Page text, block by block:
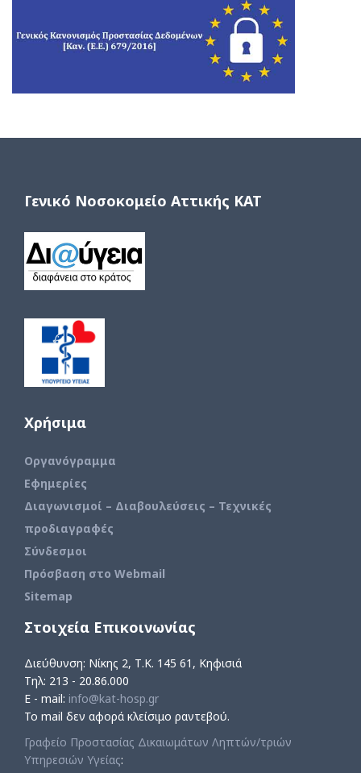
Γενικό Νοσοκομείο Αττικής ΚΑΤ
Χρήσιμα
Οργανόγραμμα
Εφημερίες
Διαγωνισμοί – Διαβουλεύσεις – Τεχνικές
προδιαγραφές
Σύνδεσμοι
Πρόσβαση στο Webmail
Sitemap
Στοιχεία Επικοινωνίας
Διεύθυνση: Νίκης 2, Τ.Κ. 145 61, Κηφισιά
Τηλ: 213 - 20.86.000
E - mail: info@kat-hosp.gr
Το mail δεν αφορά κλείσιμο ραντεβού.
Γραφείο Προστασίας Δικαιωμάτων Ληπτών/τριών
Υπηρεσιών Υγείας: